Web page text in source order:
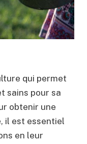
qui permet
sains pour sa
obtenir une
il est essentiel
en leur